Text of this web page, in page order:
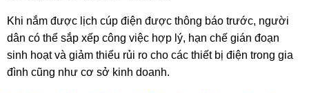
Khi nắm được lịch cúp điện được thông báo trước, người
dân có thể sắp xếp công việc hợp lý, hạn chế gián đoạn
sinh hoạt và giảm thiểu rủi ro cho các thiết bị điện trong gia
đình cũng như cơ sở kinh doanh.